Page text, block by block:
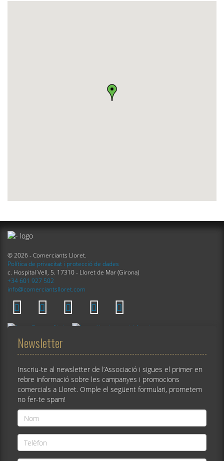
© 2026 - Comerciants Lloret.
Política de privacitat i protecció de dades
c. Hospital Vell, 5. 17310 - Lloret de Mar (Girona)
+34 601 927 502
info@comerciantslloret.com
Newsletter
Inscriu-te al newsletter de l’Associació i sigues el primer en
rebre informació sobre les campanyes i promocions
comercials a Lloret. Omple el següent formulari, prometem
no fer-te spam!
Nom
*
Telèfon
*